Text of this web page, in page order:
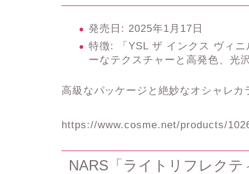
発売日 : 2025年1月17日
特徴: 「YSL ザ インクス ヴィニ
ーなテクスチャーと高発色、光
高級なパッケージと絶妙なオシャレカ
https://www.cosme.net/products/
NARS「ライトリフレク